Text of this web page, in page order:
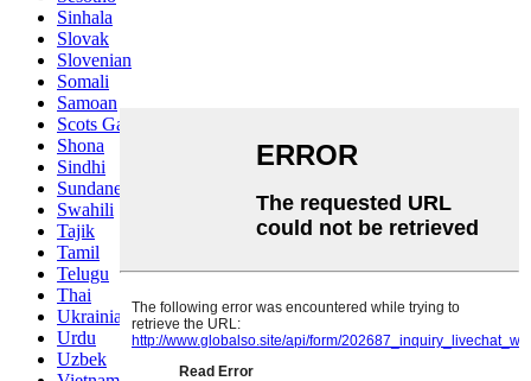
Sinhala
Slovak
Slovenian
Somali
Samoan
Scots Gaelic
Shona
Sindhi
Sundanese
Swahili
Tajik
Tamil
Telugu
Thai
Ukrainian
Urdu
Uzbek